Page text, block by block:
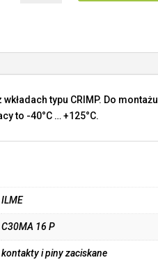
typu CRIMP. Do montażu
to -40°C … +125°C.
ILME
C30MA 16 P
kontakty i piny zaciskane